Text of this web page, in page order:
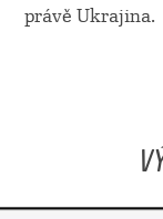
právě Ukrajina.